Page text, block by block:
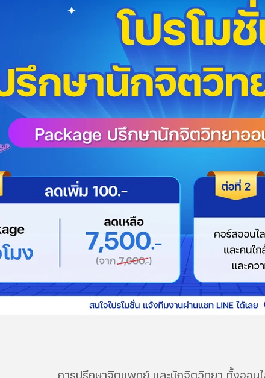
การปรึกษาจิตแพทย์ และนักจิตวิทยา ทั้งออน